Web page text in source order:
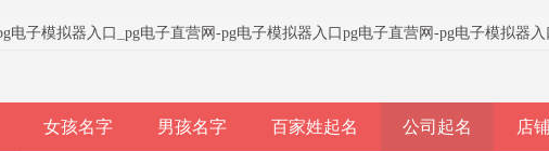
电子模拟器入口 pg电子直营网-pg电子模拟器入口 pg电子直营网-pg电子模拟器入
女孩名字 男孩名字 百家姓起名 公司起名 店